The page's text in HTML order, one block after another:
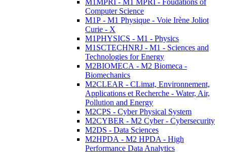
M1MPRI - M1 MPRI - Foudations of
Computer Science
M1P - M1 Physique - Voie Irène Joliot
Curie - X
M1PHYSICS - M1 - Physics
M1SCTECHNRJ - M1 - Sciences and
Technologies for Energy
M2BIOMECA - M2 Biomeca -
Biomechanics
M2CLEAR - CLimat, Environnement,
Applications et Recherche - Water, Air,
Pollution and Energy
M2CPS - Cyber Physical System
M2CYBER - M2 Cyber - Cybersecurity
M2DS - Data Sciences
M2HPDA - M2 HPDA - High
Performance Data Analytics